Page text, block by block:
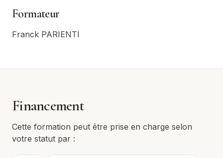
Formateur
Franck PARIENTI
Financement
Cette formation peut être prise en charge selon
votre statut par :